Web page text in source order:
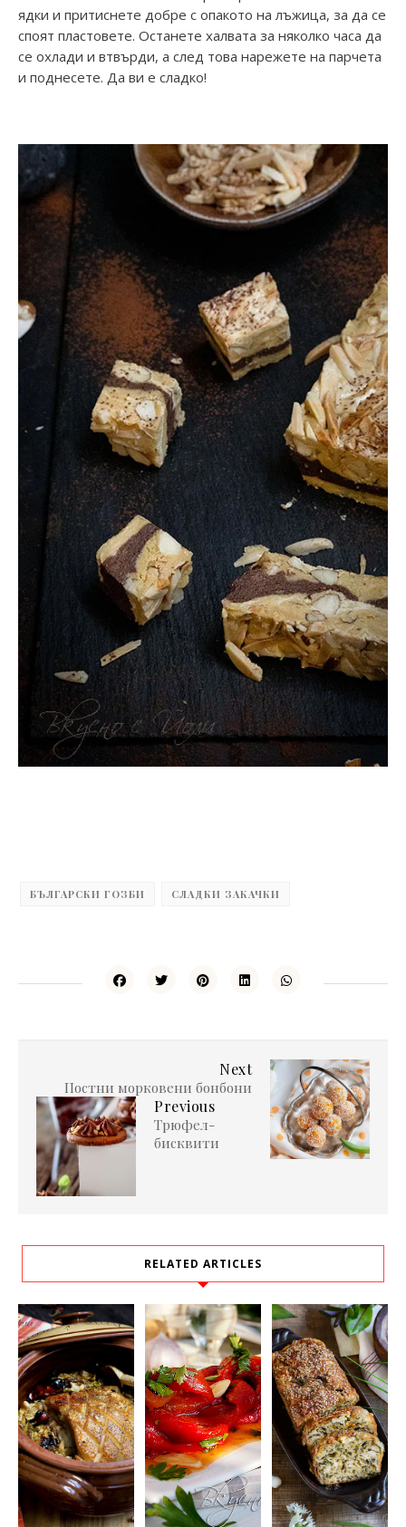
ядки и притиснете добре с опакото на лъжица, за да се
споят пластовете. Останете халвата за няколко часа да
се охлади и втвърди, а след това нарежете на парчета
и поднесете. Да ви е сладко!
БЪЛГАРСКИ ГОЗБИ СЛАДКИ ЗАКАЧКИ
Next
Постни морковени бонбони
Previous
Трюфел-
бисквити
RELATED ARTICLES